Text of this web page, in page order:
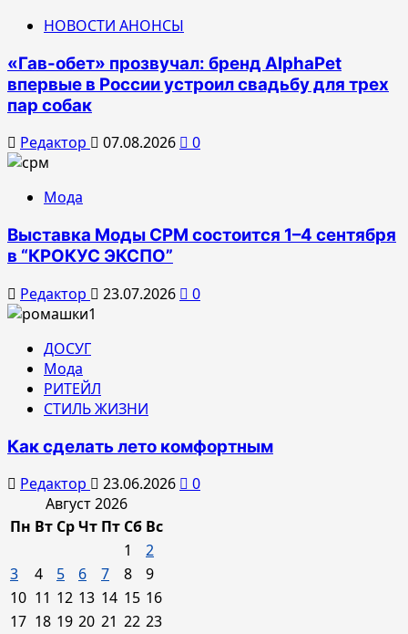
НОВОСТИ АНОНСЫ
«Гав-обет» прозвучал: бренд AlphaPet
впервые в России устроил свадьбу для трех
пар собак
Редактор 07.08.2026 0
Мода
Выставка Моды CPM состоится 1–4 сентября
в “КРОКУС ЭКСПО”
Редактор 23.07.2026 0
ДОСУГ
Мода
РИТЕЙЛ
СТИЛЬ ЖИЗНИ
Как сделать лето комфортным
Редактор 23.06.2026
0
Август 2026
Пн Вт СрЧт Пт Сб Вс
1
2
3
4 5 6 7 8
9
10 11 12 13 14 15 16
17 18 19 20 21 22 23